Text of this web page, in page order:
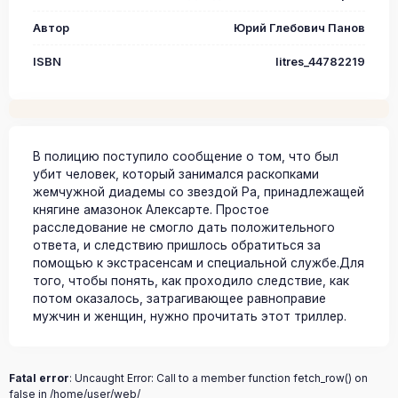
Автор Юрий Глебович Панов
ISBN litres_44782219
В полицию поступило сообщение о том, что был
убит человек, который занимался раскопками
жемчужной диадемы со звездой Ра, принадлежащей
княгине амазонок Алексарте. Простое
расследование не смогло дать положительного
ответа, и следствию пришлось обратиться за
помощью к экстрасенсам и специальной службе.Для
того, чтобы понять, как проходило следствие, как
потом оказалось, затрагивающее равноправие
мужчин и женщин, нужно прочитать этот триллер.
Fatal error: Uncaught Error: Call to a member function fetch_row() on
false in /home/user/web/